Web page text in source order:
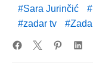
Sara Jurinčić
zadar tv